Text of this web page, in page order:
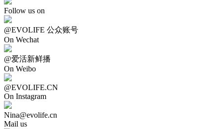
Follow us on
@EVOLIFE 公众账号
On Wechat
@爱活新鲜播
On Weibo
@EVOLIFE.CN
On Instagram
Nina@evolife.cn
Mail us